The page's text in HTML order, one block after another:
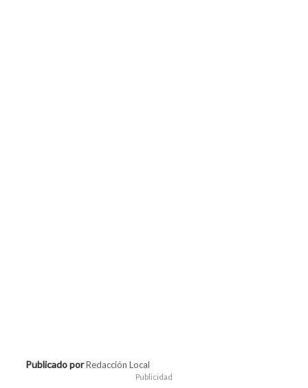
Publicado porRedacción Local
Publicidad